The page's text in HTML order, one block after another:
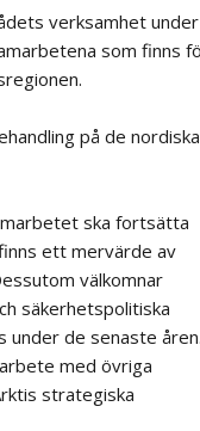
verksamhet under
som finns
på de nordiska
ska fortsätta
ett mervärde av
välkomnar
säkerhetspolitiska
de senaste
med övriga
strategiska